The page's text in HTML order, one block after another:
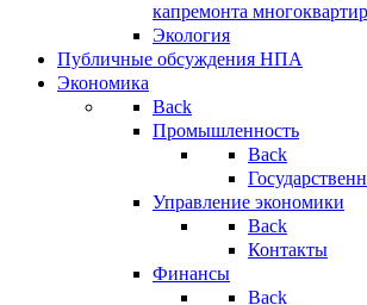
капремонта
Экология
Публичные обсуждения НПА
Экономика
Back
Промышленность
Back
Управление экономики
Back
Контакты
Финансы
Back